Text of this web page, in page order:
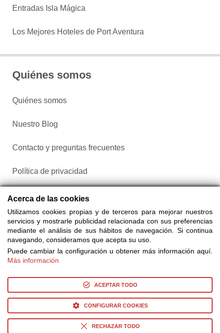
Entradas Isla Mágica
Los Mejores Hoteles de Port Aventura
Quiénes somos
Quiénes somos
Nuestro Blog
Contacto y preguntas frecuentes
Política de privacidad
Configurar cookies
de 25 proveedores
© Copyright 2014-2026 Ociocultura Network SL. - All Rights
Reserved
Acerca de las cookies
Utilizamos cookies propias y de terceros para mejorar nuestros
servicios y mostrarle publicidad relacionada con sus preferencias
mediante el análisis de sus hábitos de navegación. Si continua
navegando, consideramos que acepta su uso.
Puede cambiar la configuración u obtener más información aquí.
Más información
ACEPTAR TODO
CONFIGURAR COOKIES
RECHAZAR TODO